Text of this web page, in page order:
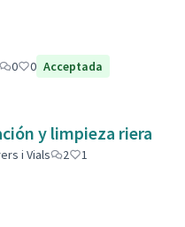
0 0 Acceptada
y limpieza riera
i Vials 2
1